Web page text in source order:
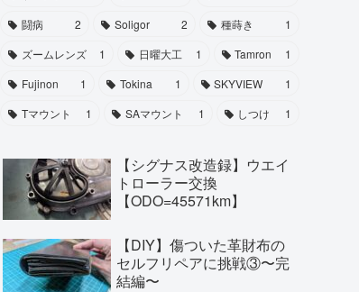
闘病
2 Soligor 2 種蒔き
1
ズームレンズ
1 日曜大工 1 Tamron
1
Fujinon
1 Tokina 1 SKYVIEW
1
Tマウント
1 SAマウント 1 しつけ 1
【シグナス改造録】ウエイ
トローラー交換
【ODO=45571km】
【DIY】傷ついた革財布の
セルフリペアに挑戦③〜完
結編〜